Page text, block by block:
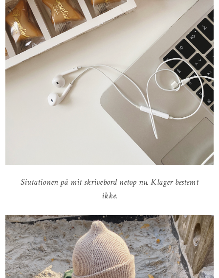
Siutationen på mit skrivebord netop nu. Klager bestemt
ikke.